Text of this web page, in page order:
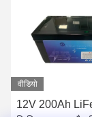
वीडियो
12V 200Ah